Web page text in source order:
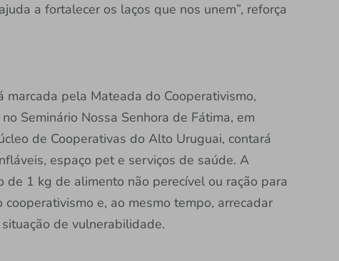
a fortalecer os laços que nos unem”, reforça
pela Mateada do Cooperativismo,
Seminário Nossa Senhora de Fátima, em
de Cooperativas do Alto Uruguai, contará
espaço pet e serviços de saúde. A
de 1 kg de alimento não perecível ou ração para
e, ao mesmo tempo, arrecadar
de vulnerabilidade.